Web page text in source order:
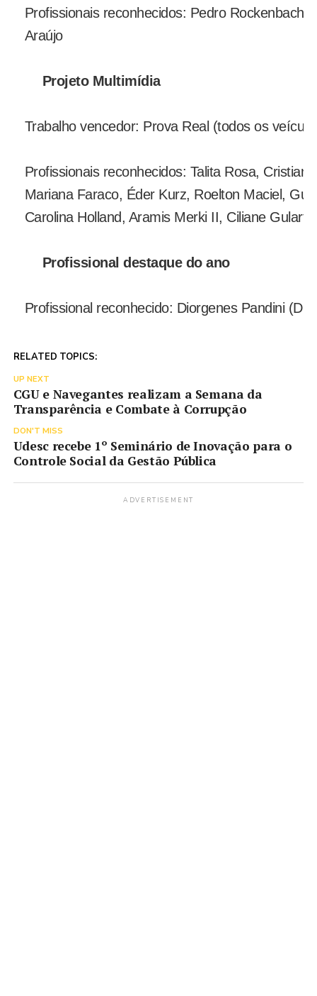
Profissionais reconhecidos: Pedro Rockenbach,
Araújo
Projeto Multimídia
Trabalho vencedor: Prova Real (todos os
Profissionais reconhecidos: Talita Rosa, Cristian
Mariana Faraco, Éder Kurz, Roelton Maciel,
Carolina Holland, Aramis Merki II, Ciliane
Profissional destaque do ano
Profissional reconhecido: Diorgenes Pandini
RELATED TOPICS:
UP NEXT
CGU e Navegantes realizam a Semana da
Transparência e Combate à Corrupção
DON'T MISS
Udesc recebe 1º Seminário de Inovação para o
Controle Social da Gestão Pública
ADVERTISEMENT